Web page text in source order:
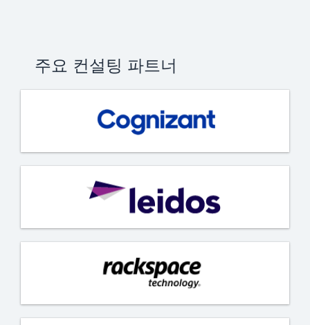
주요 컨설팅 파트너